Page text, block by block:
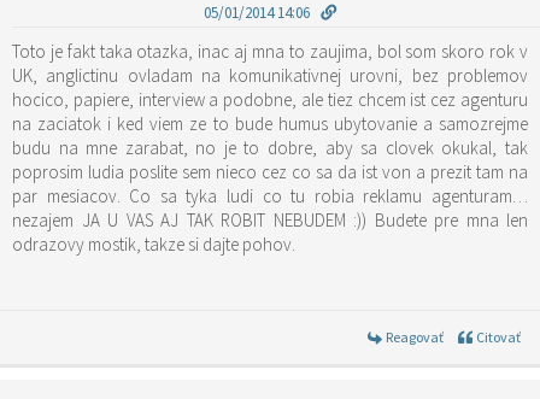
05/01/2014 14:06
Toto je fakt taka otazka, inac aj mna to zaujima, bol som skoro rok v
UK, anglictinu ovladam na komunikativnej urovni, bez problemov
hocico, papiere, interview a podobne, ale tiez chcem ist cez agenturu
na zaciatok i ked viem ze to bude humus ubytovanie a samozrejme
budu na mne zarabat, no je to dobre, aby sa clovek okukal, tak
poprosim ludia poslite sem nieco cez co sa da ist von a prezit tam na
par mesiacov. Co sa tyka ludi co tu robia reklamu agenturam…
nezajem JA U VAS AJ TAK ROBIT NEBUDEM :)) Budete pre mna len
odrazovy mostik, takze si dajte pohov.
Reagovať Citovať